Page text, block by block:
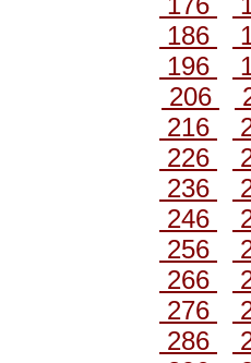
186
196
206
216
226
236
246
256
266
276
286